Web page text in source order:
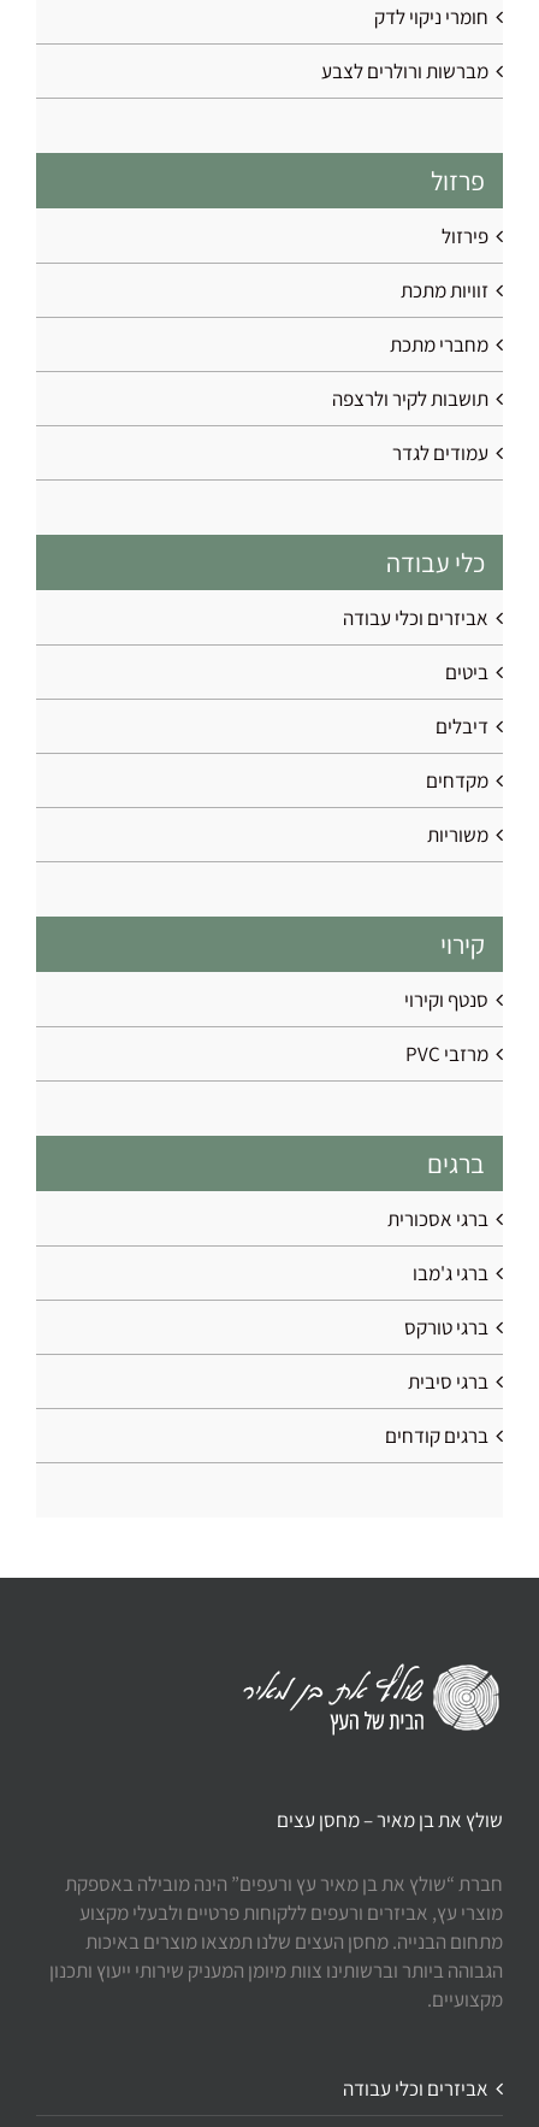
חומרי ניקוי לדק
מברשות ורולרים לצבע
פרזול
פירזול
זוויות מתכת
מחברי מתכת
תושבות לקיר ולרצפה
עמודים לגדר
כלי עבודה
אביזרים וכלי עבודה
ביטים
דיבלים
מקדחים
משוריות
קירוי
סנטף וקירוי
מרזבי PVC
ברגים
ברגי אסכורית
ברגי ג'מבו
ברגי טורקס
ברגי סיבית
ברגים קודחים
שולץ את בן מאיר – מחסן עצים
חברת “שולץ את בן מאיר עץ ורעפים” הינה מובילה באספקת
מוצרי עץ, אביזרים ורעפים ללקוחות פרטיים ולבעלי מקצוע
מתחום הבנייה. מחסן העצים שלנו תמצאו מוצרים באיכות
הגבוהה ביותר וברשותינו צוות מיומן המעניק שירותי ייעוץ ותכנון
מקצועיים.
אביזרים וכלי עבודה